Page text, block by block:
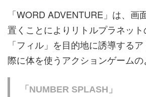
「WORD ADVENTURE」は、画
置くことによりリトルプラネッ
「フィル」を目的地に誘導する
際に体を使うアクションゲームの
「NUMBER SPLASH」